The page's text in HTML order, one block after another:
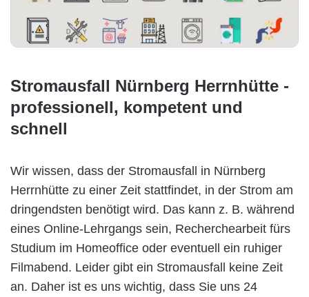
Stromausfall Nürnberg Herrnhütte -
professionell, kompetent und
schnell
Wir wissen, dass der Stromausfall in Nürnberg
Herrnhütte zu einer Zeit stattfindet, in der Strom am
dringendsten benötigt wird. Das kann z. B. während
eines Online-Lehrgangs sein, Recherchearbeit fürs
Studium im Homeoffice oder eventuell ein ruhiger
Filmabend. Leider gibt ein Stromausfall keine Zeit
an. Daher ist es uns wichtig, dass Sie uns 24